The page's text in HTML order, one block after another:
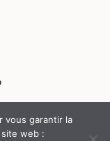
vous garantir la
web :